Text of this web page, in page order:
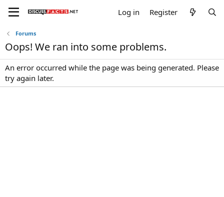
Log in Register
Forums
Oops! We ran into some problems.
An error occurred while the page was being generated. Please
try again later.